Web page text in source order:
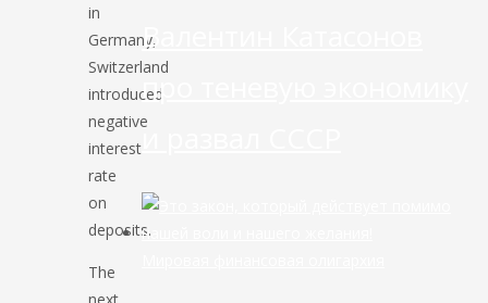
in
Germany,
Switzerland
introduced
negative
interest
rate
on
deposits.
The
Валентин Катасонов
про теневую экономику
и развал СССР